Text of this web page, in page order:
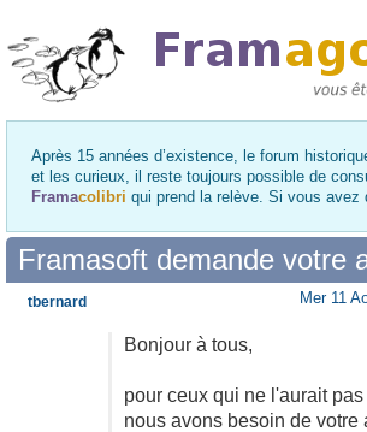
Après 15 années d’existence, le forum
et les curieux, il reste toujours possible de
Framacolibri qui prend la relève. Si vous
Framasoft demande votre
Mer 11
Bonjour à tous,
pour ceux qui ne l'aurait
nous avons besoin de votre
tbernard